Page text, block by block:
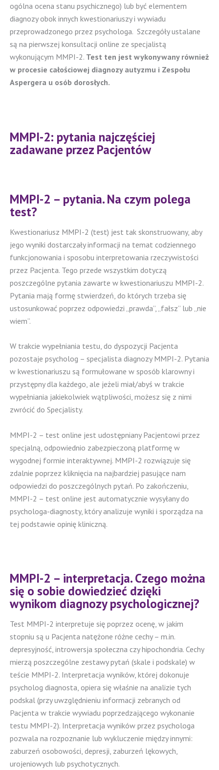
ogólna ocena stanu psychicznego) lub być elementem
diagnozy obok innych kwestionariuszy i wywiadu
przeprowadzonego przez psychologa. Szczegóły ustalane
są na pierwszej konsultacji online ze specjalistą
wykonującym MMPI-2. Test ten jest wykonywany również
w procesie całościowej diagnozy autyzmu i Zespołu
Aspergera u osób dorosłych.
MMPI-2: pytania najczęściej
zadawane przez Pacjentów
MMPI-2 – pytania. Na czym polega
test?
Kwestionariusz MMPI-2 (test) jest tak skonstruowany, aby
jego wyniki dostarczały informacji na temat codziennego
funkcjonowania i sposobu interpretowania rzeczywistości
przez Pacjenta. Tego przede wszystkim dotyczą
poszczególne pytania zawarte w kwestionariuszu MMPI-2.
Pytania mają formę stwierdzeń, do których trzeba się
ustosunkować poprzez odpowiedzi „prawda”, „fałsz” lub „nie
wiem”.
W trakcie wypełniania testu, do dyspozycji Pacjenta
pozostaje psycholog – specjalista diagnozy MMPI-2. Pytania
w kwestionariuszu są formułowane w sposób klarowny i
przystępny dla każdego, ale jeżeli miał/abyś w trakcie
wypełniania jakiekolwiek wątpliwości, możesz się z nimi
zwrócić do Specjalisty.
MMPI-2 – test online jest udostępniany Pacjentowi przez
specjalną, odpowiednio zabezpieczoną platformę w
wygodnej formie interaktywnej. MMPI-2 rozwiązuje się
zdalnie poprzez kliknięcia na najbardziej pasujące nam
odpowiedzi do poszczególnych pytań. Po zakończeniu,
MMPI-2 – test online jest automatycznie wysyłany do
psychologa-diagnosty, który analizuje wyniki i sporządza na
tej podstawie opinię kliniczną.
MMPI-2 – interpretacja. Czego można
się o sobie dowiedzieć dzięki
wynikom diagnozy psychologicznej?
Test MMPI-2 interpretuje się poprzez ocenę, w jakim
stopniu są u Pacjenta natężone różne cechy – m.in.
depresyjność, introwersja społeczna czy hipochondria. Cechy
mierzą poszczególne zestawy pytań (skale i podskale) w
teście MMPI-2. Interpretacja wyników, której dokonuje
psycholog diagnosta, opiera się właśnie na analizie tych
podskal (przy uwzględnieniu informacji zebranych od
Pacjenta w trakcie wywiadu poprzedzającego wykonanie
testu MMPI-2). Interpretacja wyników przez psychologa
pozwala na rozpoznanie lub wykluczenie między innymi:
zaburzeń osobowości, depresji, zaburzeń lękowych,
urojeniowych lub psychotycznych.